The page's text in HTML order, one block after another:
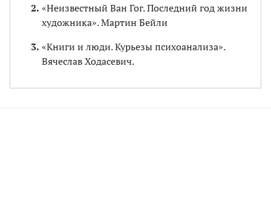
«Неизвестный Ван Гог. Последний год жизни
художника». Мартин Бейли
«Книги и люди. Курьезы психоанализа».
Вячеслав Ходасевич.